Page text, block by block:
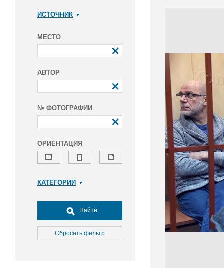
ИСТОЧНИК
МЕСТО
АВТОР
№ ФОТОГРАФИИ
ОРИЕНТАЦИЯ
КАТЕГОРИИ
Досуг, туризм и отдых
Культура
Медицина
Найти
Сбросить фильтр